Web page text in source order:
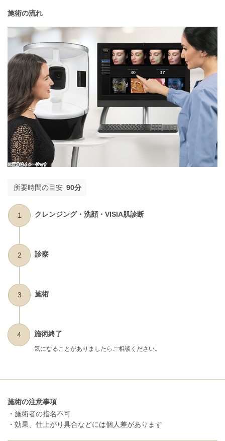
施術の流れ
所要時間の目安 90分
1 クレンジング・洗顔・VISIA肌診断
2 診察
3 施術
4 施術終了
気になることがありましたらご相談ください。
施術の注意事項
・施術者の指名不可
・効果、仕上がり具合などには個人差があります